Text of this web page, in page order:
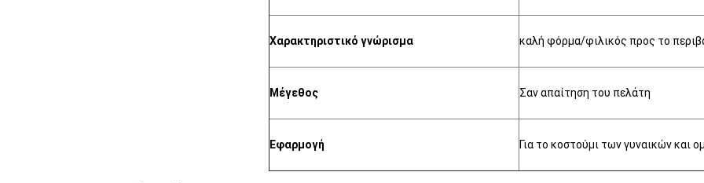
Χαρακτηριστικό γνώρισμα καλή φόρμα/φιλικός προς το
Μέγεθος Σαν απαίτηση του πελάτη
Εφαρμογή Για το κοστούμι των γυναικών και